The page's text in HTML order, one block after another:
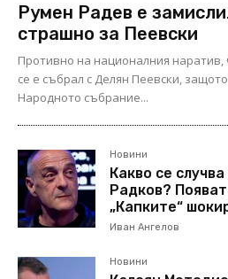
Румен Радев е
страшно за Пеевски
Противно на националния наратив,
се е събрал с Делян Пеевски,
Народното събрание...
Новини
Какво се
Радков?
„Капките“
Иван Ангелов
Новини